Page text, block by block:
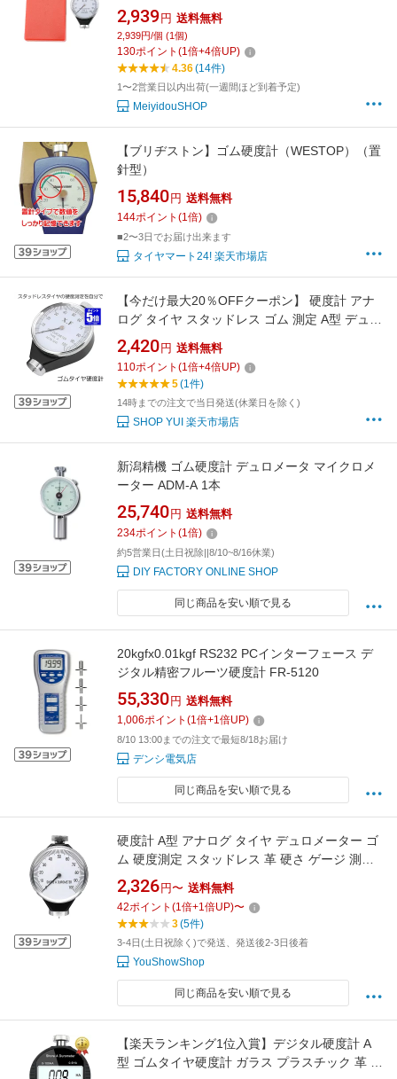
アタイヤデュロメーター ゴムタイヤデュロメー
ター ゴム硬度計 デュロメーターメーター
2,939 円 送料無料
2,939円/個 (1個)
130ポイント (1倍+4倍UP)
4.36(14件)
1〜2営業日以内出荷(一週間ほど到着予定)
MeiyidouSHOP
【ブリヂストン】ゴム硬度計（WESTOP）（置
針型）
15,840 円 送料無料
144ポイント (1倍)
■2〜3日でお届け出来ます
タイヤマート24! 楽天市場店
【今だけ最大20％OFFクーポン】 硬度計 アナ
ログ タイヤ スタッドレス ゴム 測定 A型 デュロ
メーター ジュロメーター 金属 冬 夏 タイヤ シ
リコン ワックス ゴム ロール ホース 送
2,420 円 送料無料
110ポイント (1倍+4倍UP)
5(1件)
14時までの注文で当日発送(休業日を除く)
SHOP YUI 楽天市場店
新潟精機 ゴム硬度計 デュロメータ マイクロメ
ーター ADM-A 1本
25,740 円 送料無料
234ポイント (1倍)
約5営業日(土日祝除||8/10~8/16休業)
DIY FACTORY ONLINE SHOP
同じ商品を安い順で見る
20kgfx0.01kgf RS232 PCインターフェース デ
ジタル精密フルーツ硬度計 FR-5120
55,330 円 送料無料
1,006ポイント (1倍+1倍UP)
8/10 13:00までの注文で最短8/18お届け
デンシ電気店
同じ商品を安い順で見る
硬度計 A型 アナログ タイヤ デュロメーター ゴ
ム 硬度測定 スタッドレス 革 硬さ ゲージ 測定
工具[ゆうパケット発送、送料無料、代引不可]
2,326 円〜 送料無料
42ポイント (1倍+1倍UP)〜
3(5件)
3-4日(土日祝除く)で発送、発送後2-3日後着
YouShowShop
同じ商品を安い順で見る
【楽天ランキング1位入賞】デジタル硬度計 A
型 ゴムタイヤ硬度計 ガラス プラスチック 革 硬